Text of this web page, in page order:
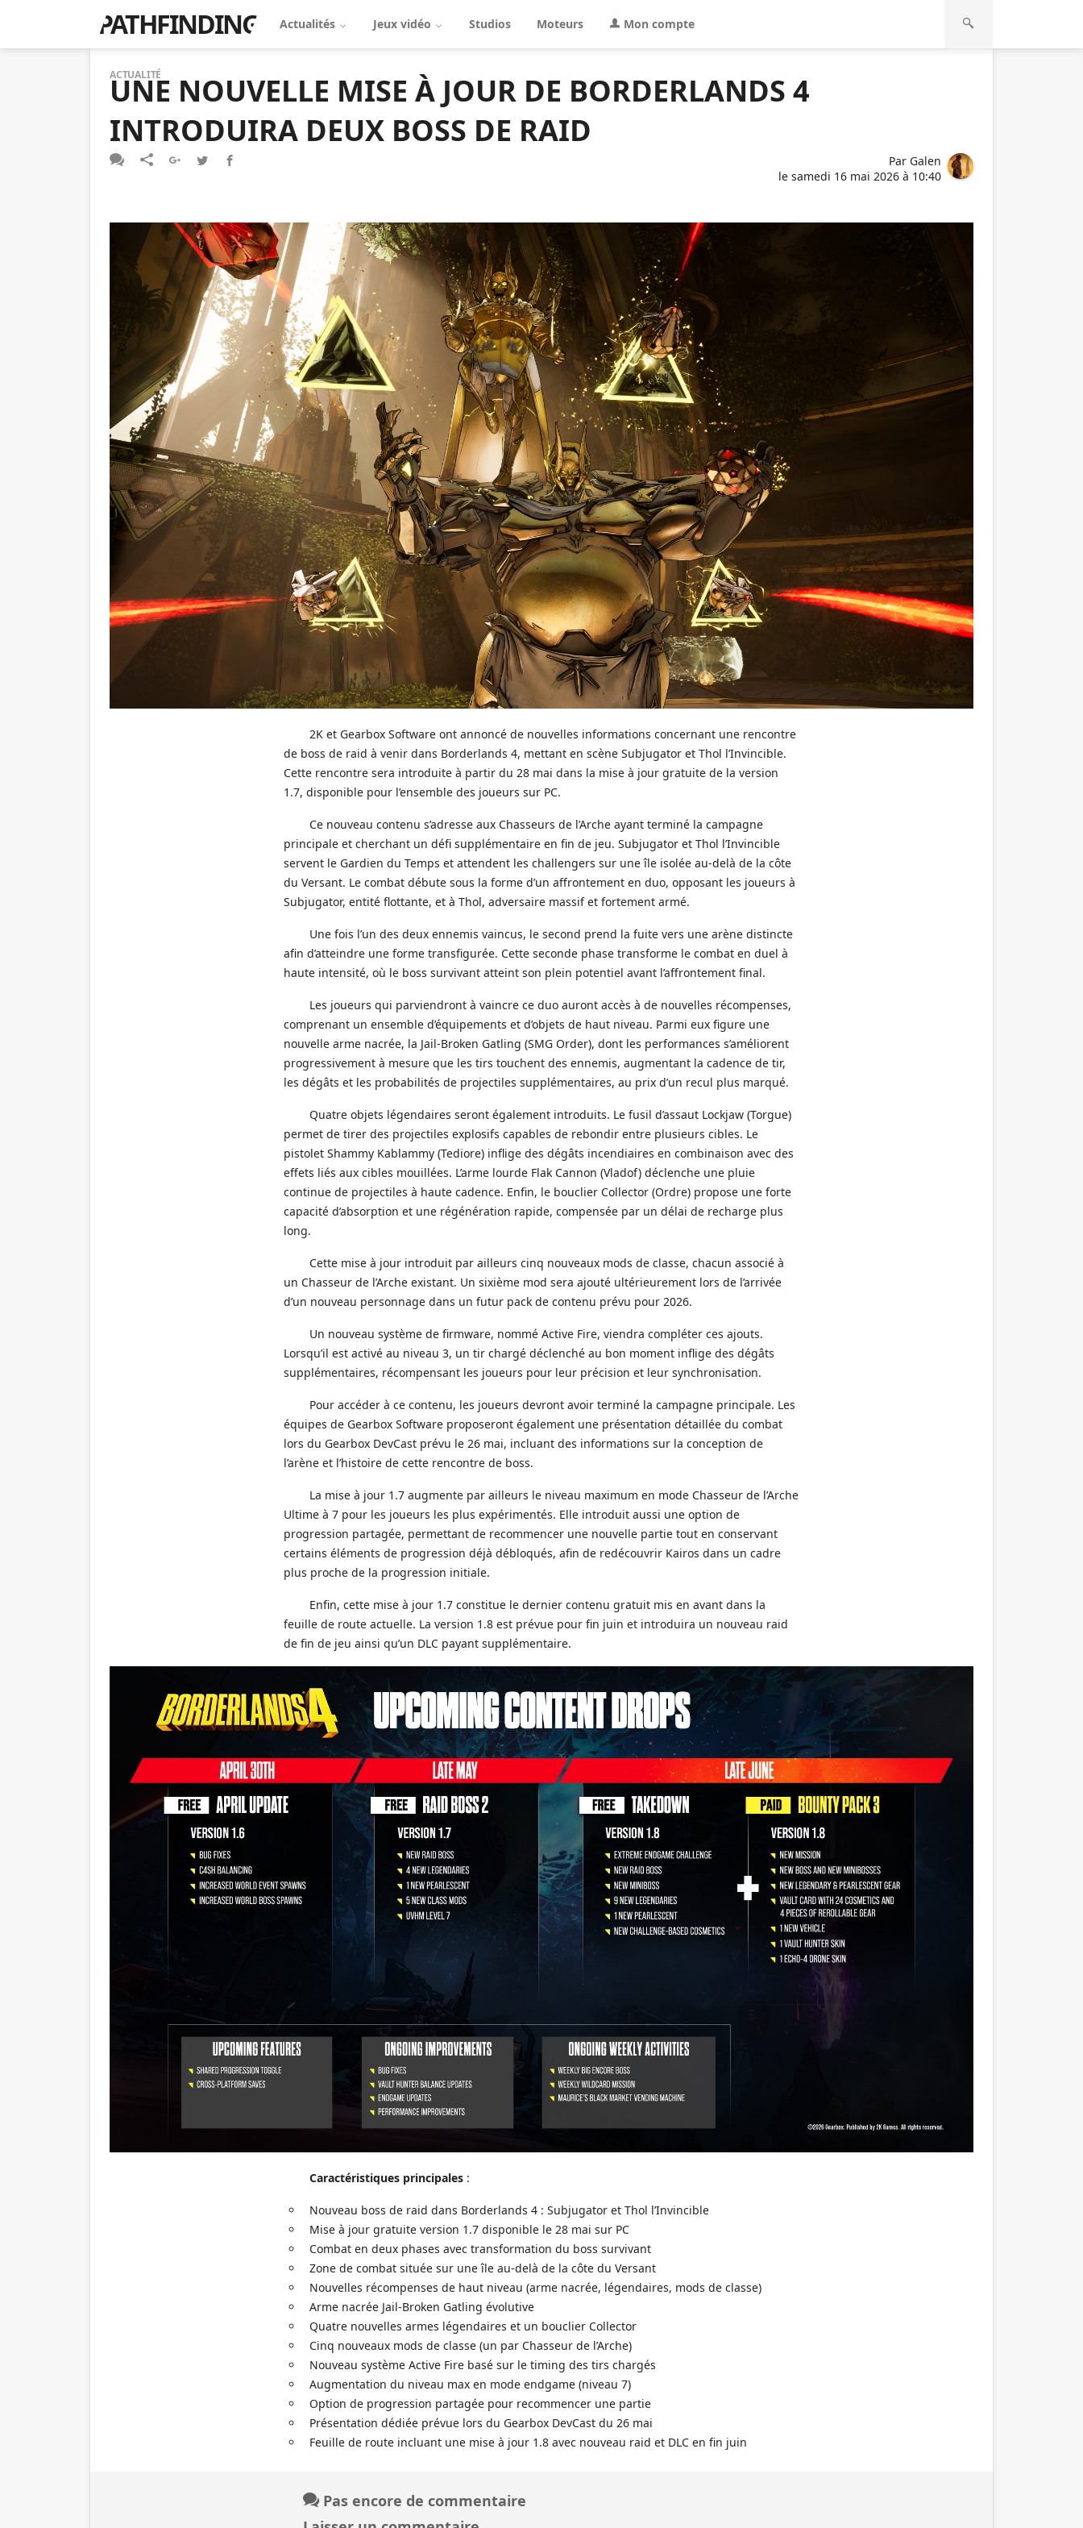
PATHFINDING Actualités Jeux vidéo Studios Moteurs Mon compte
ACTUALITÉ
UNE NOUVELLE MISE À JOUR DE BORDERLANDS 4
INTRODUIRA DEUX BOSS DE RAID
Par Galen
le samedi 16 mai 2026 à 10:40
2K et Gearbox Software ont annoncé de nouvelles informations concernant une rencontre
de boss de raid à venir dans Borderlands 4, mettant en scène Subjugator et Thol l’Invincible.
Cette rencontre sera introduite à partir du 28 mai dans la mise à jour gratuite de la version
1.7, disponible pour l’ensemble des joueurs sur PC.
Ce nouveau contenu s’adresse aux Chasseurs de l’Arche ayant terminé la campagne
principale et cherchant un défi supplémentaire en fin de jeu. Subjugator et Thol l’Invincible
servent le Gardien du Temps et attendent les challengers sur une île isolée au-delà de la côte
du Versant. Le combat débute sous la forme d’un affrontement en duo, opposant les joueurs à
Subjugator, entité flottante, et à Thol, adversaire massif et fortement armé.
Une fois l’un des deux ennemis vaincus, le second prend la fuite vers une arène distincte
afin d’atteindre une forme transfigurée. Cette seconde phase transforme le combat en duel à
haute intensité, où le boss survivant atteint son plein potentiel avant l’affrontement final.
Les joueurs qui parviendront à vaincre ce duo auront accès à de nouvelles récompenses,
comprenant un ensemble d’équipements et d’objets de haut niveau. Parmi eux figure une
nouvelle arme nacrée, la Jail-Broken Gatling (SMG Order), dont les performances s’améliorent
progressivement à mesure que les tirs touchent des ennemis, augmentant la cadence de tir,
les dégâts et les probabilités de projectiles supplémentaires, au prix d’un recul plus marqué.
Quatre objets légendaires seront également introduits. Le fusil d’assaut Lockjaw (Torgue)
permet de tirer des projectiles explosifs capables de rebondir entre plusieurs cibles. Le
pistolet Shammy Kablammy (Tediore) inflige des dégâts incendiaires en combinaison avec des
effets liés aux cibles mouillées. L’arme lourde Flak Cannon (Vladof) déclenche une pluie
continue de projectiles à haute cadence. Enfin, le bouclier Collector (Ordre) propose une forte
capacité d’absorption et une régénération rapide, compensée par un délai de recharge plus
long.
Cette mise à jour introduit par ailleurs cinq nouveaux mods de classe, chacun associé à
un Chasseur de l’Arche existant. Un sixième mod sera ajouté ultérieurement lors de l’arrivée
d’un nouveau personnage dans un futur pack de contenu prévu pour 2026.
Un nouveau système de firmware, nommé Active Fire, viendra compléter ces ajouts.
Lorsqu’il est activé au niveau 3, un tir chargé déclenché au bon moment inflige des dégâts
supplémentaires, récompensant les joueurs pour leur précision et leur synchronisation.
Pour accéder à ce contenu, les joueurs devront avoir terminé la campagne principale. Les
équipes de Gearbox Software proposeront également une présentation détaillée du combat
lors du Gearbox DevCast prévu le 26 mai, incluant des informations sur la conception de
l’arène et l’histoire de cette rencontre de boss.
La mise à jour 1.7 augmente par ailleurs le niveau maximum en mode Chasseur de l’Arche
Ultime à 7 pour les joueurs les plus expérimentés. Elle introduit aussi une option de
progression partagée, permettant de recommencer une nouvelle partie tout en conservant
certains éléments de progression déjà débloqués, afin de redécouvrir Kairos dans un cadre
plus proche de la progression initiale.
Enfin, cette mise à jour 1.7 constitue le dernier contenu gratuit mis en avant dans la
feuille de route actuelle. La version 1.8 est prévue pour fin juin et introduira un nouveau raid
de fin de jeu ainsi qu’un DLC payant supplémentaire.
Caractéristiques principales :
Nouveau boss de raid dans Borderlands 4 : Subjugator et Thol l’Invincible
Mise à jour gratuite version 1.7 disponible le 28 mai sur PC
Combat en deux phases avec transformation du boss survivant
Zone de combat située sur une île au-delà de la côte du Versant
Nouvelles récompenses de haut niveau (arme nacrée, légendaires, mods de classe)
Arme nacrée Jail-Broken Gatling évolutive
Quatre nouvelles armes légendaires et un bouclier Collector
Cinq nouveaux mods de classe (un par Chasseur de l’Arche)
Nouveau système Active Fire basé sur le timing des tirs chargés
Augmentation du niveau max en mode endgame (niveau 7)
Option de progression partagée pour recommencer une partie
Présentation dédiée prévue lors du Gearbox DevCast du 26 mai
Feuille de route incluant une mise à jour 1.8 avec nouveau raid et DLC en fin juin
Pas encore de commentaire